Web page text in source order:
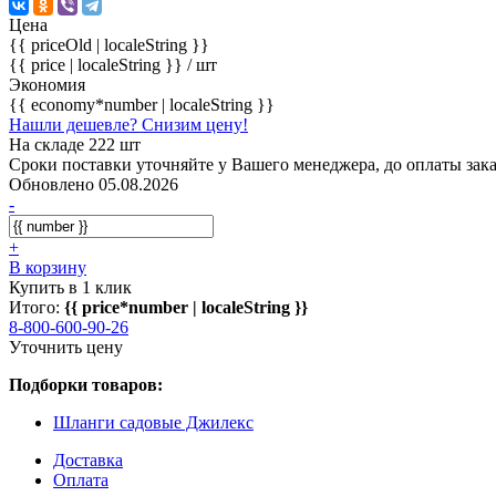
Цена
{{ priceOld | localeString }}
{{ price | localeString }} / шт
Экономия
{{ economy*number | localeString }}
Нашли дешевле? Снизим цену!
На складе 222 шт
Сроки поставки уточняйте у Вашего менеджера, до оплаты
Обновлено 05.08.2026
-
+
В корзину
Купить в 1 клик
Итого: {{ price*number | localeString }}
8-800-600-90-26
Уточнить цену
Подборки товаров:
Шланги садовые Джилекс
Доставка
Оплата